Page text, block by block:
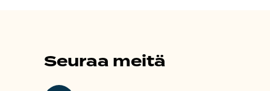
Seuraa meitä